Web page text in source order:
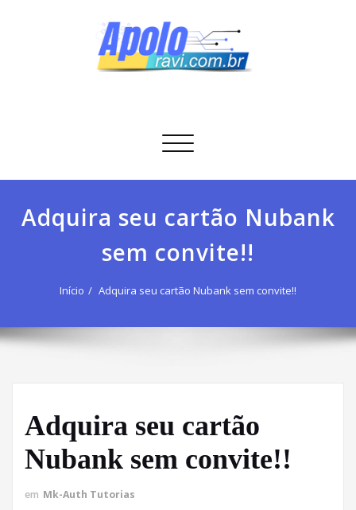
Alternar
Adquira seu cartão Nubank
sem convite!!
Início Adquira seu cartão Nubank sem convite!!
Adquira seu cartão
Nubank sem convite!!
em Mk-Auth Tutorias